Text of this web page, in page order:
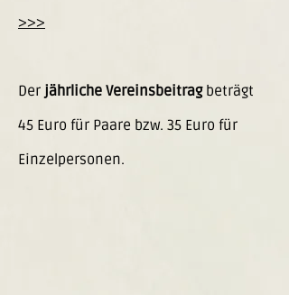
>>>
Der jährliche Vereinsbeitragbeträgt
45 Euro für Paare bzw. 35 Euro für
Einzelpersonen.